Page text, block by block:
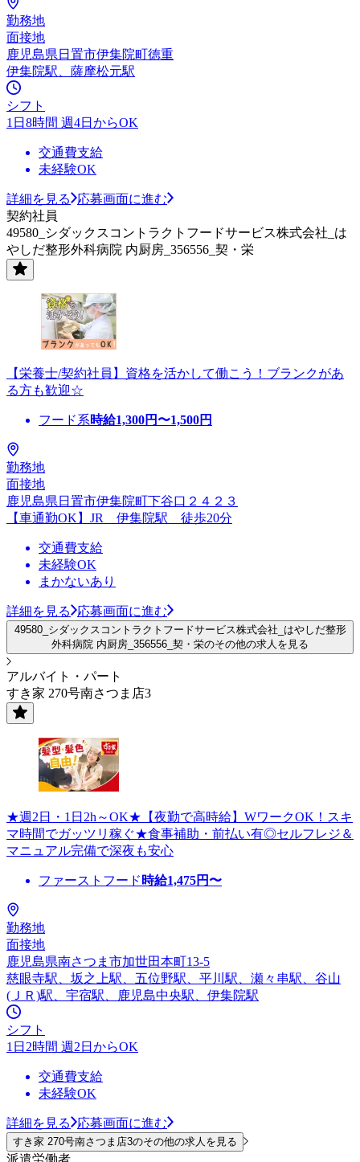
勤務地
面接地
鹿児島県日置市伊集院町徳重
伊集院駅、薩摩松元駅
シフト
1日8時間 週4日からOK
交通費支給
未経験OK
詳細を見る
応募画面に進む
契約社員
49580_シダックスコントラクトフードサービス株式会社_は
やしだ整形外科病院 内厨房_356556_契・栄
【栄養士/契約社員】資格を活かして働こう！ブランクがあ
る方も歓迎☆
フード系時給1,300円〜1,500円
勤務地
面接地
鹿児島県日置市伊集院町下谷口２４２３
【車通勤OK】JR 伊集院駅 徒歩20分
交通費支給
未経験OK
まかないあり
詳細を見る 応募画面に進む
49580_シダックスコントラクトフードサービス株式会社_はやしだ整形
外科病院 内厨房_356556_契・栄のその他の求人を見る
アルバイト・パート
すき家 270号南さつま店3
★週2日・1日2h～OK★【夜勤で高時給】WワークOK！スキ
マ時間でガッツリ稼ぐ★食事補助・前払い有◎セルフレジ＆
マニュアル完備で深夜も安心
ファーストフード 時給1,475円〜
勤務地
面接地
鹿児島県南さつま市加世田本町13-5
慈眼寺駅、坂之上駅、五位野駅、平川駅、瀬々串駅、谷山
(ＪＲ)駅、宇宿駅、鹿児島中央駅、伊集院駅
シフト
1日2時間 週2日からOK
交通費支給
未経験OK
詳細を見る 応募画面に進む
すき家 270号南さつま店3のその他の求人を見る
派遣労働者